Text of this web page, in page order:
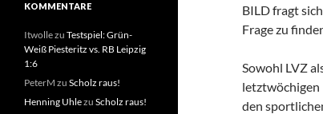
BILD fragt
Frage zu
Sowohl LVZ
letztwöchigen
den
KOMMENTARE
Itwollezu Testspiel: Grün-
Weiß Piesteritz vs. RB Leipzig
1:6
PeterM zu Scholz raus!
Henning Uhlezu Scholz raus!